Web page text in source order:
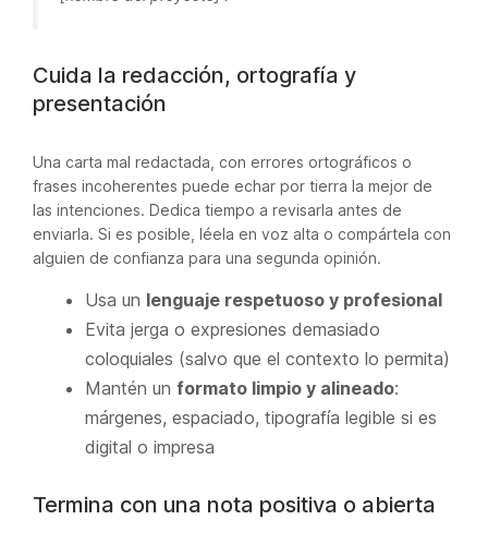
Cuida la redacción, ortografía y
presentación
Una carta mal redactada, con errores ortográficos o
frases incoherentes puede echar por tierra la mejor de
las intenciones. Dedica tiempo a revisarla antes de
enviarla. Si es posible, léela en voz alta o compártela con
alguien de confianza para una segunda opinión.
Usa un lenguaje respetuoso y profesional
Evita jerga o expresiones demasiado
coloquiales (salvo que el contexto lo permita)
Mantén un formato limpio y alineado:
márgenes, espaciado, tipografía legible si es
digital o impresa
Termina con una nota positiva o abierta